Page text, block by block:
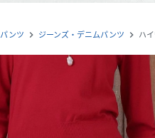
パンツ navigate_next ジーンズ・デニムパンツ navigate_next ハ